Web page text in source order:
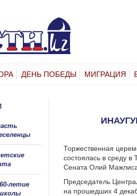
ДЕНЬ ПОБЕДЫ МИГРАЦИЯ
Торжественная
состоялась в среду в
Сената Олий
Председатель
на прошедших 4
летие